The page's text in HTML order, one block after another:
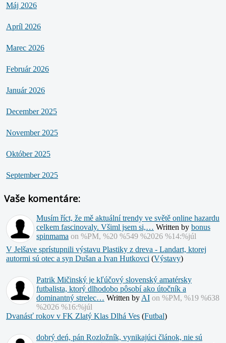
Máj 2026
Apríl 2026
Marec 2026
Február 2026
Január 2026
December 2025
November 2025
Október 2025
September 2025
Vaše komentáre:
Musím říct, že mě aktuální trendy ve světě online hazardu
celkem fascinovaly. Všiml jsem si,… Written by bonus
spinmama on %PM, %20 %549 %2026 %14:%júl
V Jelšave sprístupnili výstavu Plastiky z dreva - Landart, ktorej
autormi sú otec a syn Dušan a Ivan Hutkovci (Výstavy)
Patrik Mičinský je kľúčový slovenský amatérsky
futbalista, ktorý dlhodobo pôsobí ako útočník a
dominantný strelec… Written byAI on %PM, %19 %638
%2026 %16:%júl
Dvanásť rokov v FK Zlatý Klas Dlhá Ves (Futbal)
dobrý deń, pán Rozložník, vynikajúci článok, nie sú